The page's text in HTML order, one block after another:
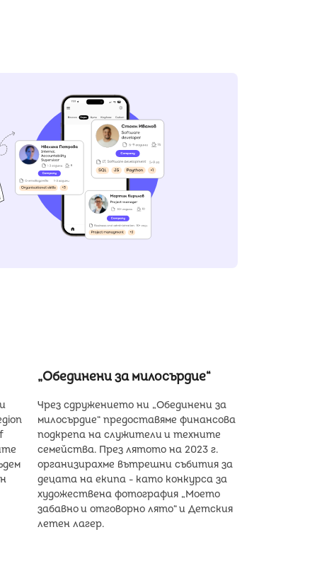
„Обединени за милосърдие“
Чрез сдружението ни „Обединени за
милосърдие“ предоставяме финансова
подкрепа на служители и техните
семейства. През лятото на 2023 г.
организирахме вътрешни събития за
децата на екипа - като конкурса за
художествена фотография „Моето
забавно и отговорно лято“ и Детския
летен лагер.